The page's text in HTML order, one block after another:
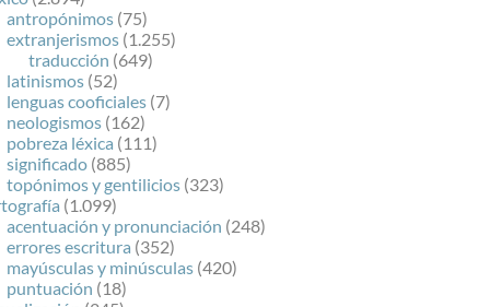
antropónimos (75)
extranjerismos (1.255)
traducción (649)
latinismos (52)
lenguas cooficiales (7)
neologismos (162)
pobreza léxica (111)
significado (885)
topónimos y gentilicios (323)
(1.099)
acentuación y pronunciación (248)
errores escritura (352)
mayúsculas y minúsculas (420)
puntuación (18)